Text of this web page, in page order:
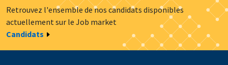
Retrouvez l'ensemble de nos candidats disponibles
actuellement sur le Job market
Candidats